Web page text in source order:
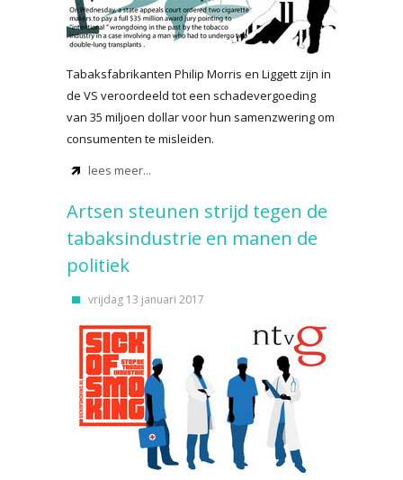
Tabaksfabrikanten Philip Morris en Liggett zijn in
de VS veroordeeld tot een schadevergoeding
van 35 miljoen dollar voor hun samenzwering om
consumenten te misleiden.
lees meer...
Artsen steunen strijd tegen de
tabaksindustrie en manen de
politiek
vrijdag 13 januari 2017